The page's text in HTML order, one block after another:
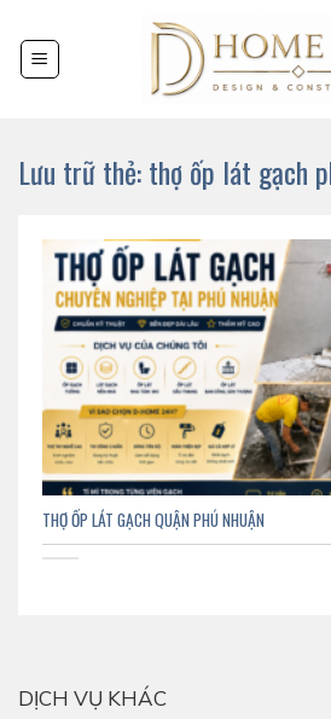
đến
nội
Lưu trữ thẻ:thợ ốp lát gạch
THỢ ỐP LÁT GẠCH QUẬN PHÚ NHUẬN
DỊCH VỤ KHÁC